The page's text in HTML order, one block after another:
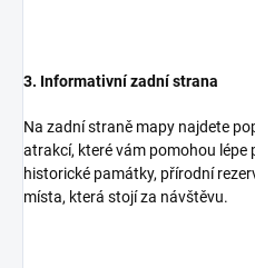
3. Informativní zadní strana
Na zadní straně mapy najdete
atrakcí, které vám pomohou lépe
historické památky, přírodní
místa, která stojí za návštěvu.